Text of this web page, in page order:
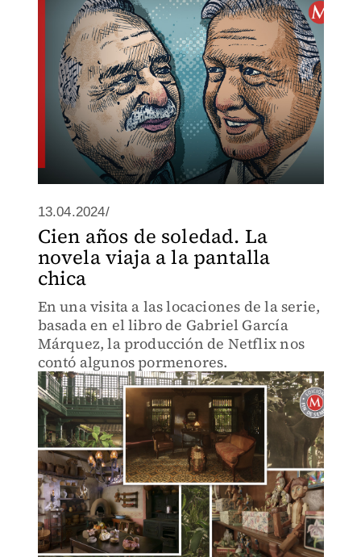
13.04.2024/
Cien años de soledad. La
novela viaja a la pantalla
chica
En una visita a las locaciones de la serie,
basada en el libro de Gabriel García
Márquez, la producción de Netflix nos
contó algunos pormenores.